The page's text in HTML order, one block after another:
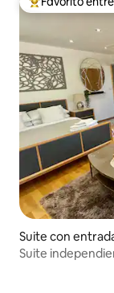
De los mejores
Suite con
ok
Suite